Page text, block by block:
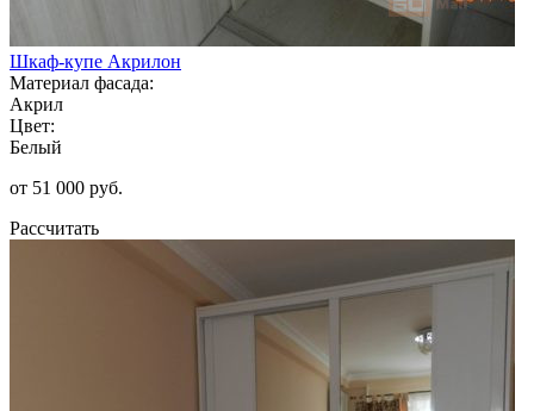
Шкаф-купе Акрилон
Материал фасада:
Акрил
Цвет:
Белый
от 51 000 руб.
Рассчитать